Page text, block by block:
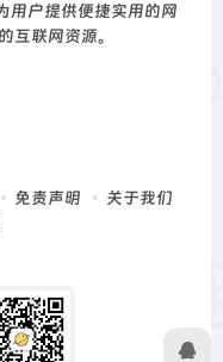
用户提供便捷实用的网
互联网资源。
免责声明
关于我们